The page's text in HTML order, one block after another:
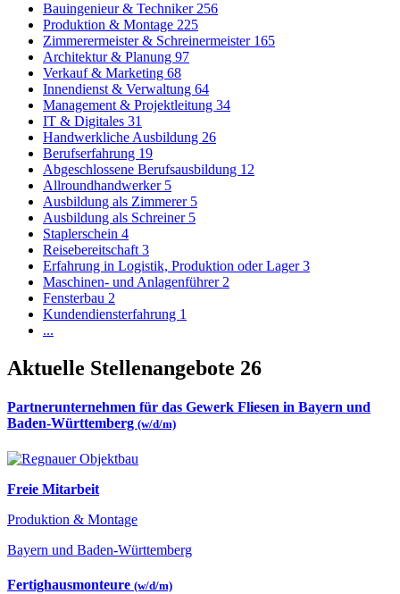
Bauingenieur & Techniker 256
Produktion & Montage 225
Zimmerermeister & Schreinermeister 165
Architektur & Planung 97
Verkauf & Marketing 68
Innendienst & Verwaltung 64
Management & Projektleitung 34
IT & Digitales 31
Handwerkliche Ausbildung 26
Berufserfahrung 19
Abgeschlossene Berufsausbildung 12
Allroundhandwerker 5
Ausbildung als Zimmerer 5
Ausbildung als Schreiner 5
Staplerschein 4
Reisebereitschaft 3
Erfahrung in Logistik, Produktion oder Lager3
Maschinen- und Anlagenführer 2
Fensterbau 2
Kundendiensterfahrung 1
...
Aktuelle Stellenangebote 26
Partnerunternehmen für das Gewerk Fliesen in Bayern und
Baden-Württemberg (w/d/m)
Freie Mitarbeit
Produktion & Montage
Bayern und Baden-Württemberg
Fertighausmonteure (w/d/m)